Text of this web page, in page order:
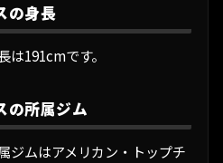
の身長
は191cmです。
の所属ジム
ジムはアメリカン・トップチ